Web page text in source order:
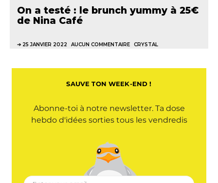
On a testé : le brunch yummy à 25€
de Nina Café
25 JANVIER 2022 AUCUN COMMENTAIRE CRYSTAL
SAUVE TON WEEK-END !
Abonne-toi à notre newsletter. Ta dose
hebdo d'idées sorties tous les vendredis